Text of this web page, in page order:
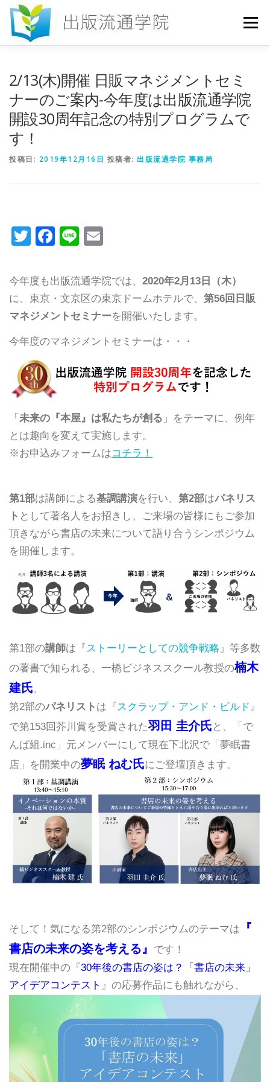
メニュー
お問い合わせ DICTIONARY COLUMN
書店研究会
2/13(木)開催 日販マネジメントセミ
ナーのご案内-今年度は出版流通学院
開設30周年記念の特別プログラムで
す！
投稿日: 2019年12月16日 投稿者: 出版流通学院 事務局
Twitter
Facebook
Line
今年度も出版流通学院では、 2020年2月13 日（木）
に、東京・文京区の東京ドームホテルで、 第56回日販
マネジメントセミナーを開催いたします。
今年度のマネジメントセミナーは・・・
「未来の『本屋』は私たちが創る 」をテーマに、例年
とは趣向を変えて実施します。
※お申込みフォームはコチラ！
第1部は講師による基調講演を行い、 第2部はパネリス
ト として著名人をお招きし、ご来場の皆様にもご参加
頂きながら書店の未来について語り合うシンポジウム
を開催します。
第1部の講師は『ストーリーとしての競争戦略』 等多数
の著書で知られる、一橋ビジネススクール教授の楠木
建氏、
第2部のパネリスト は『スクラップ・アンド・ビルド 』
で第153回芥川賞を受賞された羽田 圭介氏 と、「で
んぱ組.inc」元メンバーにして現在下北沢で「夢眠書
店」を開業中の夢眠ねむ氏にご登壇頂きます。
そして！気になる第2部のシンポジウムのテーマは 『
書店の未来の姿を考える』 です！
現在開催中の『30年後の書店の姿は？「書店の未来」
アイデアコンテスト 』の応募作品にも触れながら、